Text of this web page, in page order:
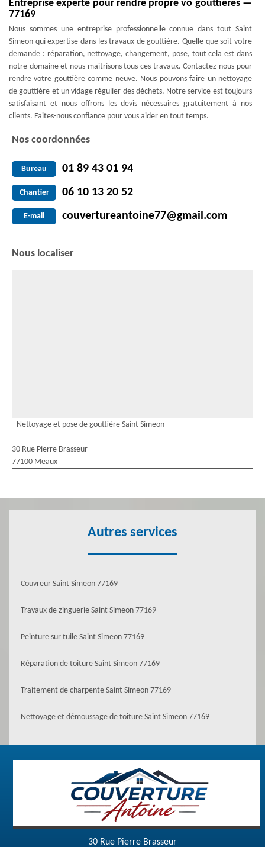
Entreprise experte pour rendre propre vo gouttières —
77169
Nous sommes une entreprise professionnelle connue dans tout Saint
Simeon qui expertise dans les travaux de gouttière. Quelle que soit votre
demande : réparation, nettoyage, changement, pose, tout cela est dans
notre domaine et nous maitrisons tous ces travaux. Contactez-nous pour
rendre votre gouttière comme neuve. Nous pouvons faire un nettoyage
de gouttière et un vidage régulier des déchets. Notre service est toujours
satisfaisant et nous offrons les devis nécessaires gratuitement à nos
clients. Faites-nous confiance pour vous aider en tout temps.
Nos coordonnées
Bureau 01 89 43 01 94
Chantier 06 10 13 20 52
E-mail couvertureantoine77@gmail.com
Nous localiser
Nettoyage et pose de gouttière Saint Simeon
30 Rue Pierre Brasseur
77100 Meaux
Autres services
Couvreur Saint Simeon 77169
Travaux de zinguerie Saint Simeon 77169
Peinture sur tuile Saint Simeon 77169
Réparation de toiture Saint Simeon 77169
Traitement de charpente Saint Simeon 77169
Nettoyage et démoussage de toiture Saint Simeon 77169
30 Rue Pierre Brasseur